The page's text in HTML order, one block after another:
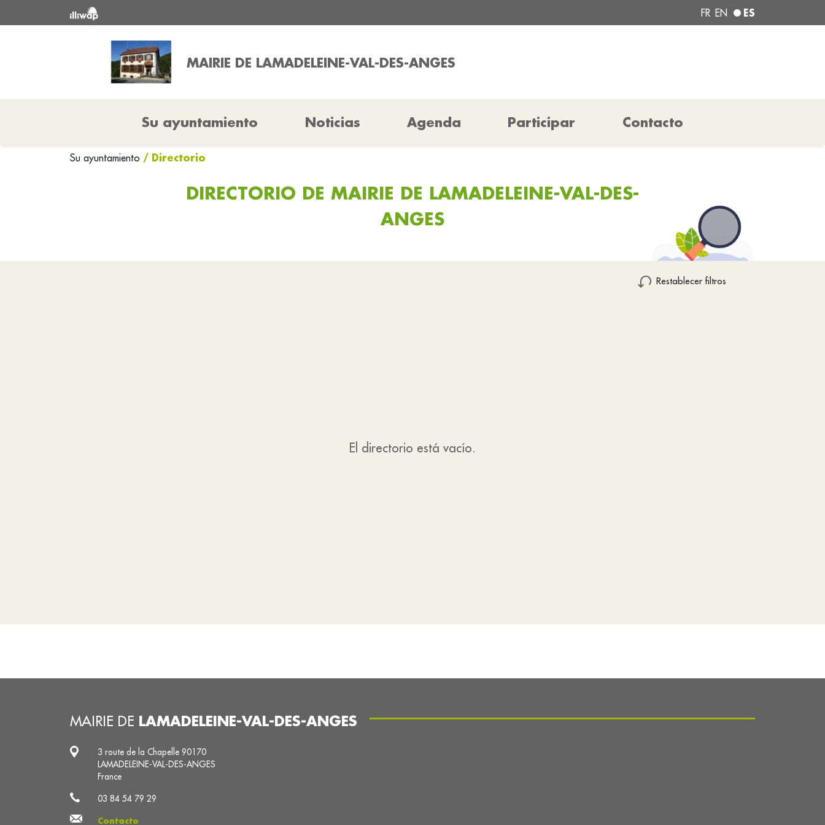
FR EN ES
MAIRIE DE LAMADELEINE-VAL-DES-ANGES
Su ayuntamiento Noticias Agenda Participar Contacto
Su ayuntamiento / Directorio
DIRECTORIO DE MAIRIE DE LAMADELEINE-VAL-DES-
ANGES
Restablecer filtros
El directorio está vacío.
MAIRIE DE LAMADELEINE-VAL-DES-ANGES
3 route de la Chapelle 90170
LAMADELEINE-VAL-DES-ANGES
France
03 84 54 79 29
Contacto